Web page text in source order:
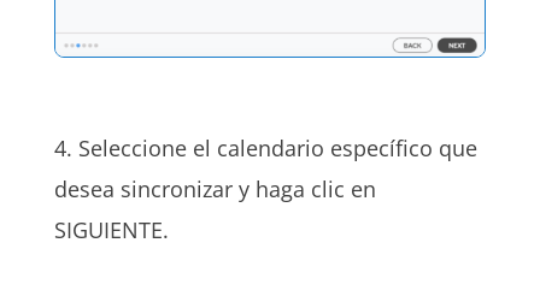
4. Seleccione el calendario específico que
desea sincronizar y haga clic en
SIGUIENTE.